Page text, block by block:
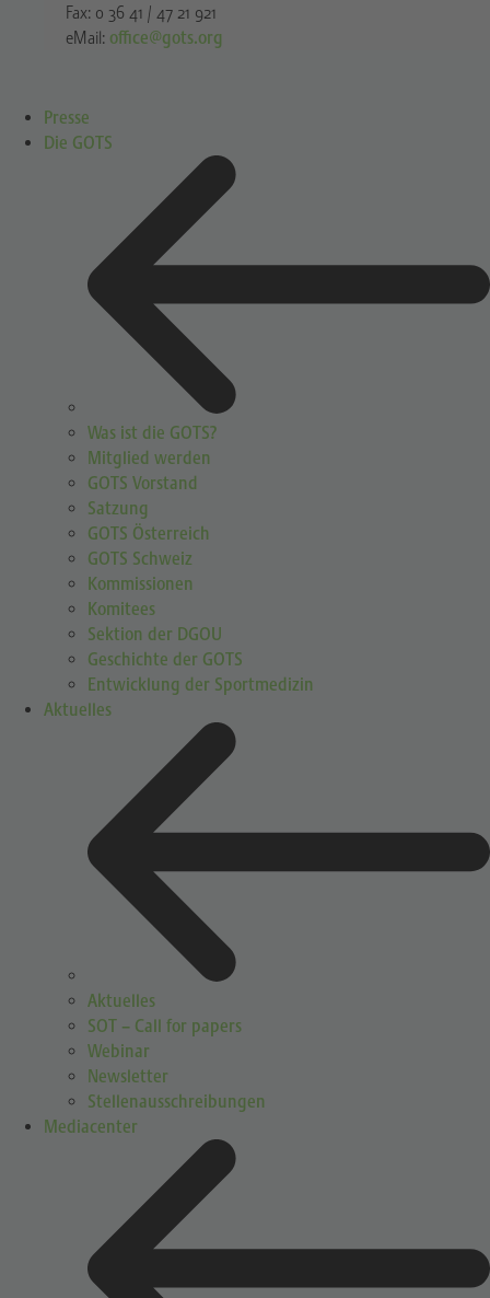
Fax: 0 36 41 / 47 21 921
eMail: office@gots.org
Presse
Die GOTS
Was ist die GOTS?
Mitglied werden
GOTS Vorstand
Satzung
GOTS Österreich
GOTS Schweiz
Kommissionen
Komitees
Sektion der DGOU
Geschichte der GOTS
Entwicklung der Sportmedizin
Aktuelles
Aktuelles
SOT – Call for papers
Webinar
Newsletter
Stellenausschreibungen
Mediacenter